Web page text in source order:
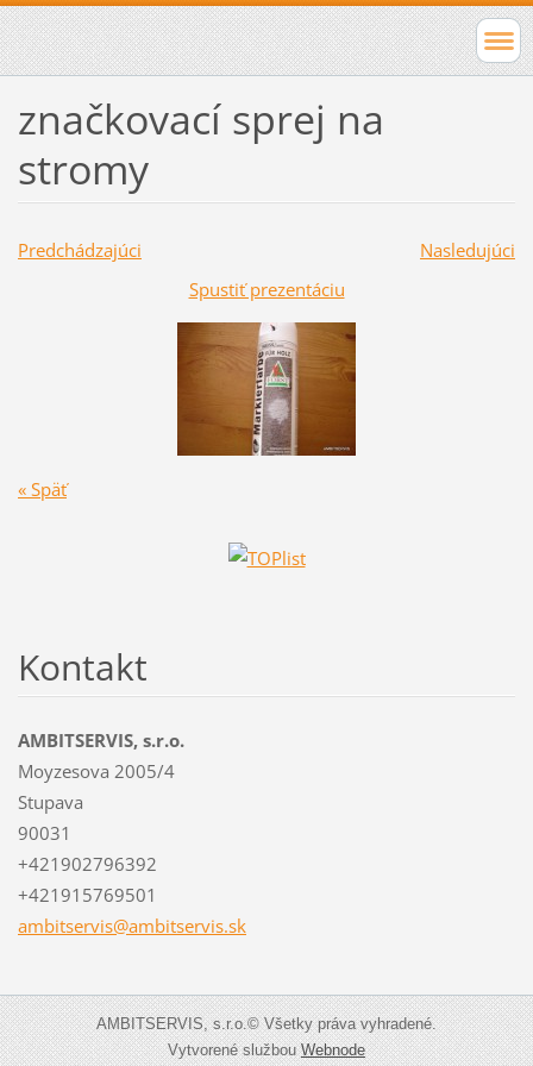
značkovací sprej na
stromy
Predchádzajúci
Nasledujúci
Spustiť prezentáciu
« Späť
Kontakt
AMBITSERVIS, s.r.o.
Moyzesova 2005/4
Stupava
90031
+421902796392
+421915769501
ambitservis@ambitservis.sk
AMBITSERVIS, s.r.o.© Všetky práva vyhradené.
Vytvorené službouWebnode